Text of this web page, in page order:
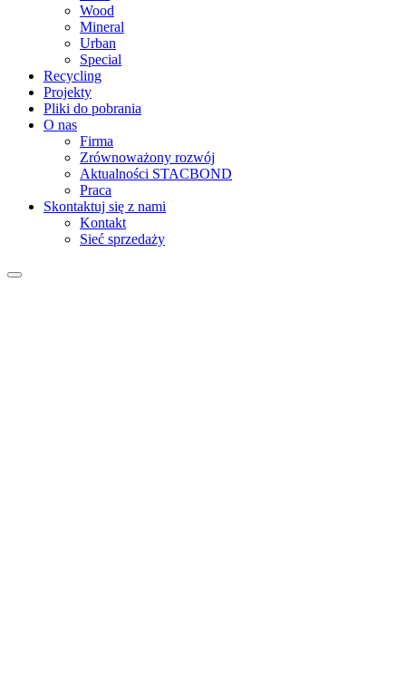
Wood
Mineral
Urban
Special
Recycling
Projekty
Pliki do pobrania
O nas
Firma
Zrównoważony rozwój
Aktualności STACBOND
Praca
Skontaktuj się z nami
Kontakt
Sieć sprzedaży